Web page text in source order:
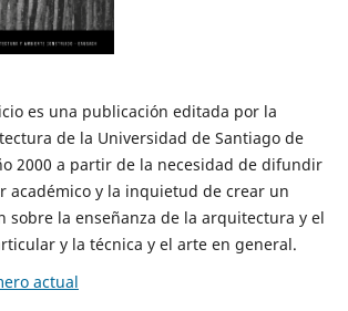
es una publicación editada por la
de la Universidad de Santiago de
2000 a partir de la necesidad de difundir
académico y la inquietud de crear un
sobre la enseñanza de la arquitectura y el
y la técnica y el arte en general.
actual